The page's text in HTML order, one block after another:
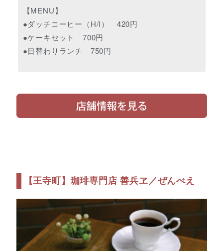
【MENU】
●ダッチコーヒー（H/I） 420円
●ケーキセット 700円
●日替わりランチ 750円
【王寺町】珈琲専門店 善兵ヱ／ぜんべえ